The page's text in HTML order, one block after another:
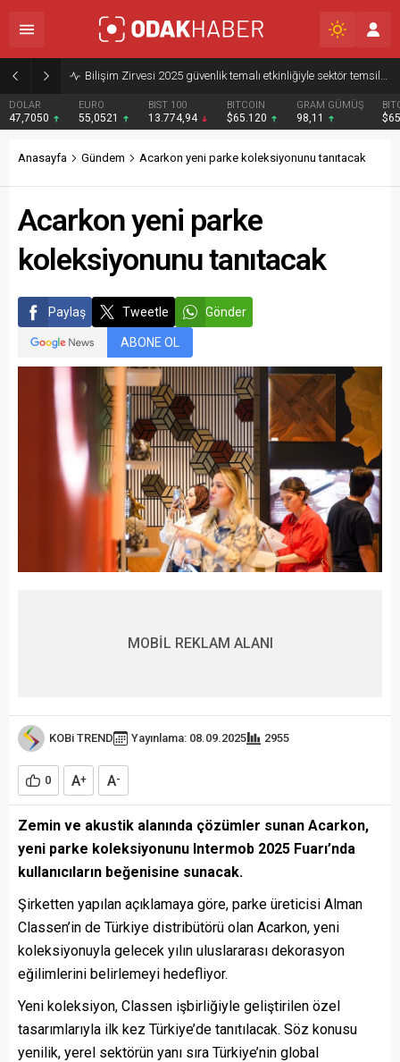
Bilişim Zirvesi 2025 güvenlik temalı etkinliğiyle sektör temsilcilerini buluşturdu
DOLAR
47,7050
EURO
55,0521
BIST 100
13.774,94
BITCOIN
$65.120
GRAM GÜMÜŞ
98,11
Anasayfa Gündem Acarkon yeni parke koleksiyonunu tanıtacak
Acarkon yeni parke
koleksiyonunu tanıtacak
Paylaş Tweetle Gönder
ABONE OL
MOBİL REKLAM ALANI
KOBi TREND Yayınlama: 08.09.2025 2955
0 A+ A-
Zemin ve akustik alanında çözümler sunan Acarkon,
yeni parke koleksiyonunu Intermob 2025 Fuarı’nda
kullanıcıların beğenisine sunacak.
Şirketten yapılan açıklamaya göre, parke üreticisi Alman
Classen’in de Türkiye distribütörü olan Acarkon, yeni
koleksiyonuyla gelecek yılın uluslararası dekorasyon
eğilimlerini belirlemeyi hedefliyor.
Yeni koleksiyon, Classen işbirliğiyle geliştirilen özel
tasarımlarıyla ilk kez Türkiye’de tanıtılacak. Söz konusu
yenilik, yerel sektörün yanı sıra Türkiye’nin global